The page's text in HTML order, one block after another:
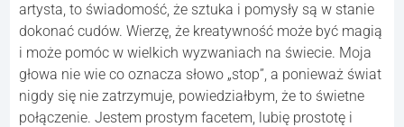
artysta, to świadomość, że sztuka i pomysły są w stanie
dokonać cudów. Wierzę, że kreatywność może być magią
i może pomóc w wielkich wyzwaniach na świecie. Moja
głowa nie wie co oznacza słowo „stop”, a ponieważ świat
nigdy się nie zatrzymuje, powiedziałbym, że to świetne
połączenie. Jestem prostym facetem, lubię prostotę i